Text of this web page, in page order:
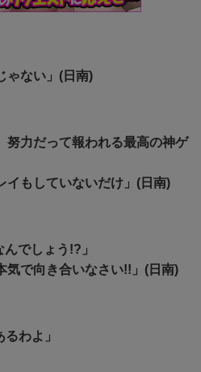
ゃない」(日南)
努力だって報われる最高の神ゲ
イもしていないだけ」(日南)
でしょう!?」
気で向き合いなさい!!」(日南)
わよ」